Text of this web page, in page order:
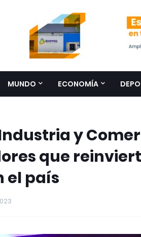
MUNDO ECONOMÍA
y
que
el país